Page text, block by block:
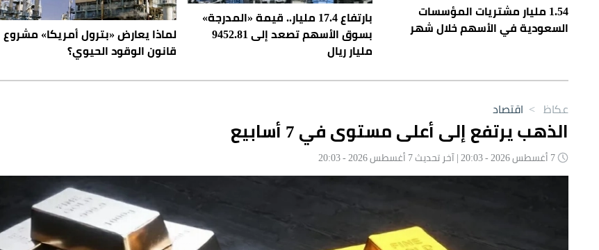
1.54 مليار مشتريات المؤسسات
السعودية في الأسهم خلال شهر
بارتفاع 17.4 مليار.. قيمة «المدرجة»
بسوق الأسهم تصعد إلى 9452.81
مليار ريال
لماذا يعارض «بترول أمريكا» مشروع
قانون الوقود الحيوي؟
عكاظ > اقتصاد
الذهب يرتفع إلى أعلى مستوى في 7 أسابيع